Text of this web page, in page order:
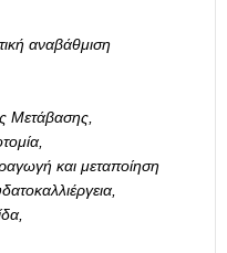
αναβάθμιση
Μετάβασης,
και μεταποίηση